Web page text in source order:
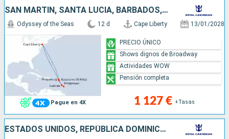
SAN MARTÍN, SANTA LUCIA, BARBADOS, SAN CRISTÓBAL Y NIEVES, ESTADOS UNIDOS
Pague en 4X
Odyssey of the Seas 12 d Cape Liberty 13/01/2028
1 127 € +Tasas
PRECIO ÚNICO
Shows dignos de Broadway
Actividades WOW
Pensión completa
ESTADOS UNIDOS, REPÚBLICA DOMINICANA, ANTIGUA Y BARBUDA, SANTA LUCIA, SAN MARTÍN